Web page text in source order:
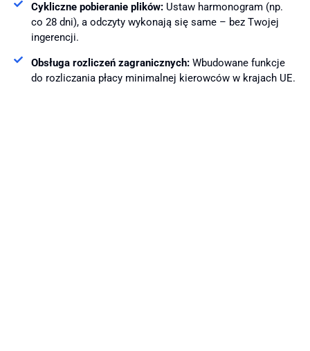
Cykliczne pobieranie plików: Ustaw harmonogram (np.
co 28 dni), a odczyty wykonają się same – bez Twojej
ingerencji.
Obsługa rozliczeń zagranicznych: Wbudowane funkcje
do rozliczania płacy minimalnej kierowców w krajach UE.